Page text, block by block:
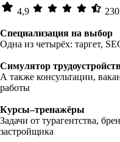
4,9
Специализация на выбор
Одна из четырёх: таргет,
Симулятор
А также консультации,
работы
Курсы–тренажёры
Задачи от турагентства,
застройщика